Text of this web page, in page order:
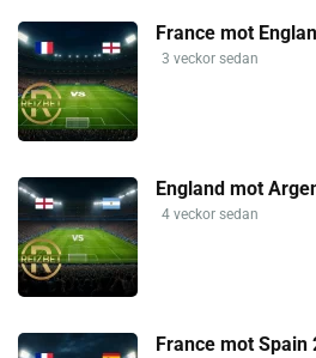
France mot
3 veckor sedan
England mot
4 veckor sedan
France mot Spain